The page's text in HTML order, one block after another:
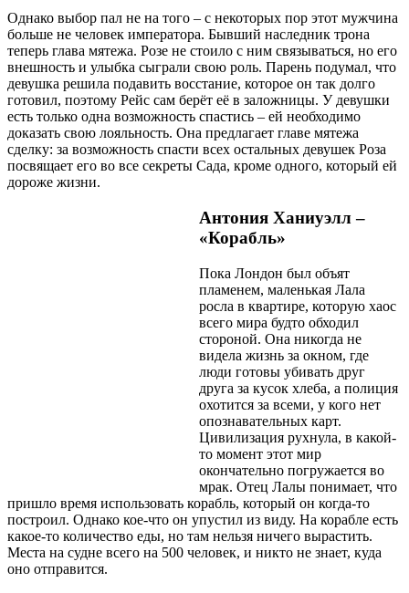
Однако выбор пал не на того – с некоторых пор этот мужчина
больше не человек императора. Бывший наследник трона
теперь глава мятежа. Розе не стоило с ним связываться, но его
внешность и улыбка сыграли свою роль. Парень подумал, что
девушка решила подавить восстание, которое он так долго
готовил, поэтому Рейс сам берёт её в заложницы. У девушки
есть только одна возможность спастись – ей необходимо
доказать свою лояльность. Она предлагает главе мятежа
сделку: за возможность спасти всех остальных девушек Роза
посвящает его во все секреты Сада, кроме одного, который ей
дороже жизни.
Антония Ханиуэлл –
«Корабль»
Пока Лондон был объят
пламенем, маленькая Лала
росла в квартире, которую хаос
всего мира будто обходил
стороной. Она никогда не
видела жизнь за окном, где
люди готовы убивать друг
друга за кусок хлеба, а полиция
охотится за всеми, у кого нет
опознавательных карт.
Цивилизация рухнула, в какой-
то момент этот мир
окончательно погружается во
мрак. Отец Лалы понимает, что
пришло время использовать корабль, который он когда-то
построил. Однако кое-что он упустил из виду. На корабле есть
какое-то количество еды, но там нельзя ничего вырастить.
Места на судне всего на 500 человек, и никто не знает, куда
оно отправится.